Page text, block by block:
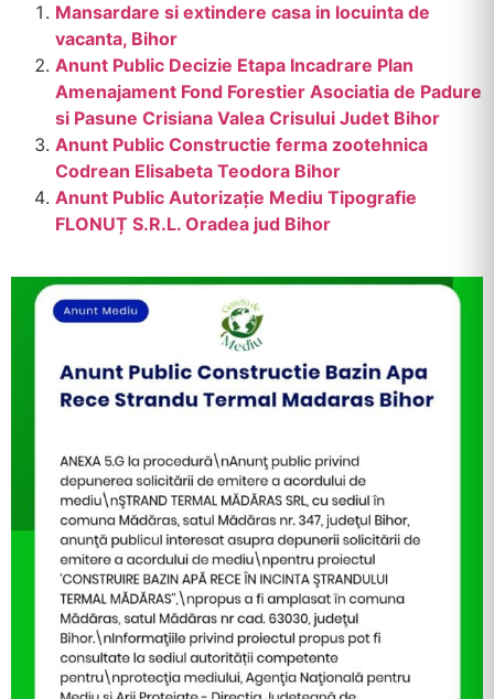
Mansardare si extindere casa in locuinta de
vacanta, Bihor
Anunt Public Decizie Etapa Incadrare Plan
Amenajament Fond Forestier Asociatia de Padure
si Pasune Crisiana Valea Crisului Judet Bihor
Anunt Public Constructie ferma zootehnica
Codrean Elisabeta Teodora Bihor
Anunt Public Autorizație Mediu Tipografie
FLONUȚ S.R.L. Oradea jud Bihor